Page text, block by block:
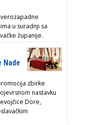
u suradnji sa
županije.
Nade
zbirke
nastavku
Dore,